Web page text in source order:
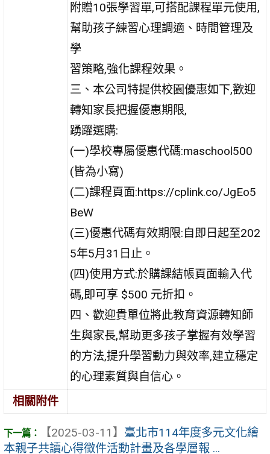
附贈10張學習單,可搭配課程單元使用,
幫助孩子練習心理調適、時間管理及
學
習策略,強化課程效果。
三、本公司特提供校園優惠如下,歡迎
轉知家長把握優惠期限,
踴躍選購:
(一)學校專屬優惠代碼:maschool500
(皆為小寫)
(二)課程頁面:https://cplink.co/JgEo5
BeW
(三)優惠代碼有效期限:自即日起至202
5年5月31日止。
(四)使用方式:於購課結帳頁面輸入代
碼,即可享 $500 元折扣。
四、歡迎貴單位將此教育資源轉知師
生與家長,幫助更多孩子掌握有效學習
的方法,提升學習動力與效率,建立穩定
的心理素質與自信心。
相關附件
【2025-03-11】 臺北市114年度多元文化繪
本親子共讀心得徵件活動計畫及各學層報 ...